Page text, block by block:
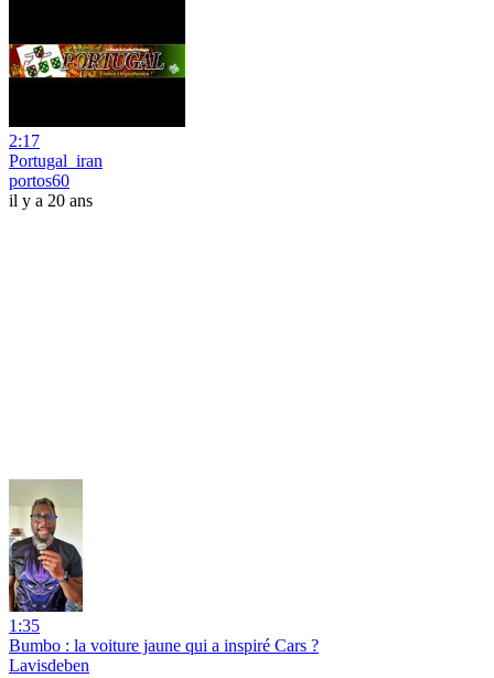
2:17
Portugal_iran
portos60
il y a 20 ans
1:35
Bumbo : la voiture jaune qui a inspiré Cars ?
Lavisdeben